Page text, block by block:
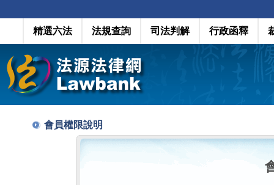
精選六法 法規查詢 司法判解 行政函釋
會員權限說明